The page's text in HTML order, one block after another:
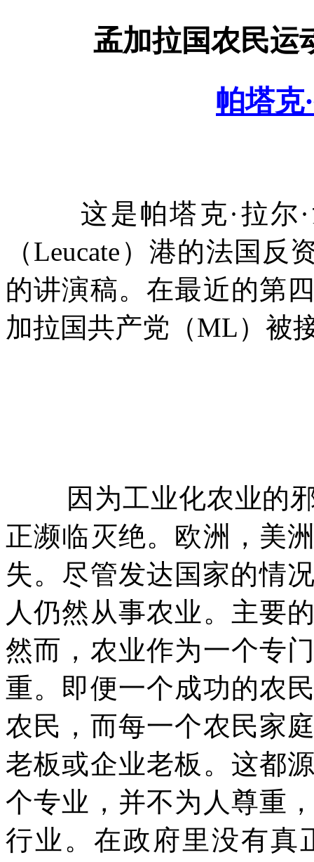
孟加拉国农民运
帕塔克
这是帕塔克·拉尔
（Leucate ）港的法国反
的讲演稿。在最近的第
加拉国共产党（ML）被
因为工业化农业的
正濒临灭绝。欧洲，美
失。尽管发达国家的情
人仍然从事农业。主要
然而，农业作为一个专
重。即便一个成功的农
农民，而每一个农民家
老板或企业老板。这都
个专业，并不为人尊重
行业。在政府里没有真